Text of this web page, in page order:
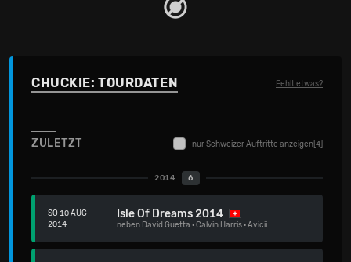
CHUCKIE: TOURDATEN Fehlt etwas?
ZULETZT nur Schweizer Auftritte anzeigen [4]
2014 6
SO 10 AUG
2014
Isle Of Dreams 2014
neben David Guetta ·Calvin Harris·Avicii